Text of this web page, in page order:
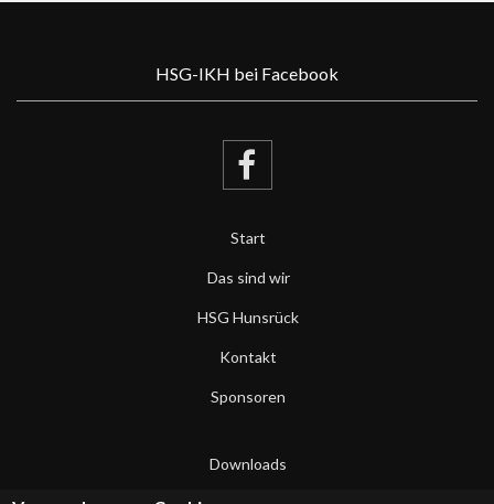
HSG-IKH bei Facebook
Start
Das sind wir
HSG Hunsrück
Kontakt
Sponsoren
Downloads